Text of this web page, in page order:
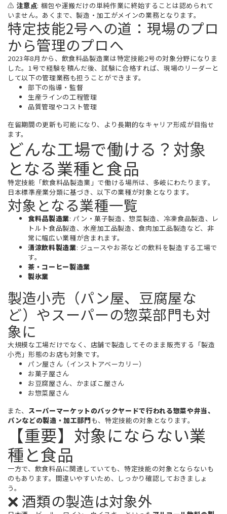
⚠️ 注意点: 梱包や運搬だけの単純作業に終始することは認められて
いません。あくまで、製造・加工がメインの業務となります。
特定技能2号への道：現場のプロ
から管理のプロへ
2023年8月から、飲食料品製造業は特定技能2号の対象分野になりま
した。1号で経験を積んだ後、試験に合格すれば、現場のリーダーと
して以下の管理業務も担うことができます。
部下の指導・監督
生産ラインの工程管理
品質管理やコスト管理
在留期間の更新も可能になり、より長期的なキャリア形成が目指せ
ます。
どんな工場で働ける？対象
となる業種と食品
特定技能「飲食料品製造業」で働ける場所は、多岐にわたります。
日本標準産業分類に基づき、以下の業種が対象となります。
対象となる業種一覧
食料品製造業: パン・菓子製造、惣菜製造、冷凍食品製造、レ
トルト食品製造、水産加工品製造、食肉加工品製造など、非
常に幅広い業種が含まれます。
清涼飲料製造業: ジュースやお茶などの飲料を製造する工場で
す。
茶・コーヒー製造業
製氷業
製造小売（パン屋、豆腐屋な
ど）やスーパーの惣菜部門も対
象に
大規模な工場だけでなく、店舗で製造してそのまま販売する「製造
小売」形態のお店も対象です。
パン屋さん（インストアベーカリー）
お菓子屋さん
お豆腐屋さん、かまぼこ屋さん
お惣菜屋さん
また、 スーパーマーケットのバックヤードで行われる惣菜や弁当、
パンなどの製造・加工部門も、特定技能の対象となります。
【重要】対象にならない業
種と食品
一方で、飲食料品に関連していても、特定技能の対象とならないも
のもあります。間違いやすいため、しっかり確認しておきましょ
う。
❌ 酒類の製造は対象外